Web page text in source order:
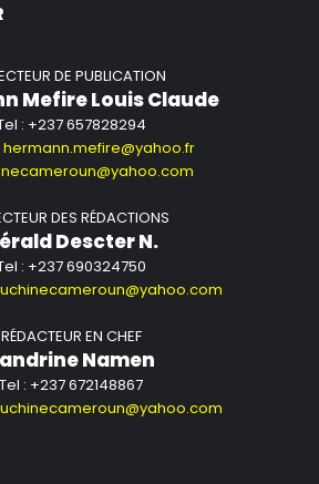
DE PUBLICATION
Mefire Louis Claude
: +237 657828294
hermann.mefire@yahoo.fr
DES RÉDACTIONS
Descter N.
: +237 690324750
RÉDACTEUR EN CHEF
Namen
Tel : +237 672148867